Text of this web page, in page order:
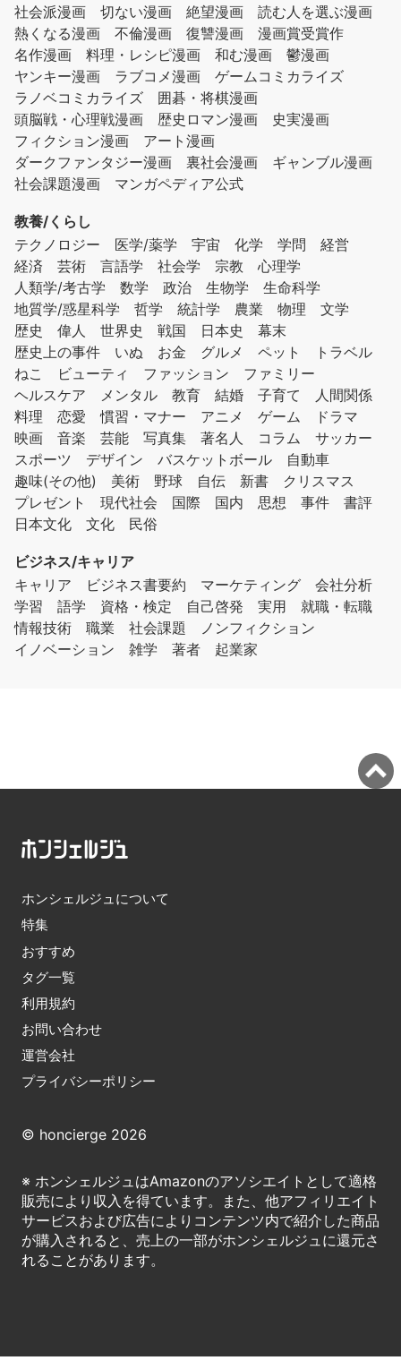
社会派漫画
切ない漫画 絶望漫画
読む人を選ぶ漫画
熱くなる漫画
不倫漫画 復讐漫画
漫画賞受賞作
名作漫画
料理・レシピ漫画 和む漫画
鬱漫画
ヤンキー漫画
ラブコメ漫画
ゲームコミカライズ
ラノベコミカライズ
囲碁・将棋漫画
頭脳戦・心理戦漫画
歴史ロマン漫画
史実漫画
フィクション漫画
アート漫画
ダークファンタジー漫画
裏社会漫画
ギャンブル漫画
社会課題漫画
マンガペディア公式
教養/くらし
テクノロジー
医学/薬学 宇宙 化学 学問
経営
経済
芸術 言語学 社会学 宗教
心理学
人類学/考古学
数学 政治 生物学
生命科学
地質学/惑星科学
哲学 統計学 農業 物理
文学
歴史
偉人 世界史 戦国 日本史
幕末
歴史上の事件
いぬ お金 グルメ ペット
トラベル
ねこ
ビューティ ファッション
ファミリー
ヘルスケア
メンタル 教育 結婚 子育て
人間関係
料理
恋愛 慣習・マナー アニメ ゲーム
ドラマ
映画
音楽 芸能 写真集 著名人 コラム
サッカー
スポーツ
デザイン バスケットボール
自動車
趣味(その他)
美術 野球 自伝 新書
クリスマス
プレゼント
現代社会 国際 国内 思想 事件
書評
日本文化
文化 民俗
ビジネス/キャリア
キャリア
ビジネス書要約 マーケティング
会社分析
学習
語学 資格・検定 自己啓発 実用
就職・転職
情報技術
職業 社会課題
ノンフィクション
イノベーション
雑学 著者 起業家
ホンシェルジュについて
特集
おすすめ
タグ一覧
利用規約
お問い合わせ
運営会社
プライバシーポリシー
© honcierge 2026
※ ホンシェルジュはAmazonのアソシエイトとして適格
販売により収入を得ています。また、他アフィリエイト
サービスおよび広告によりコンテンツ内で紹介した商品
が購入されると、売上の一部がホンシェルジュに還元さ
れることがあります。